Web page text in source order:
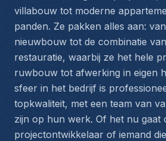
villabouw tot moderne
panden. Ze pakken alles aan:
nieuwbouw tot de combinatie
restauratie, waarbij ze het hele
ruwbouw tot afwerking in eigen
sfeer in het bedrijf is
topkwaliteit, met een team van
zijn op hun werk. Of het nu gaat
projectontwikkelaar of iemand